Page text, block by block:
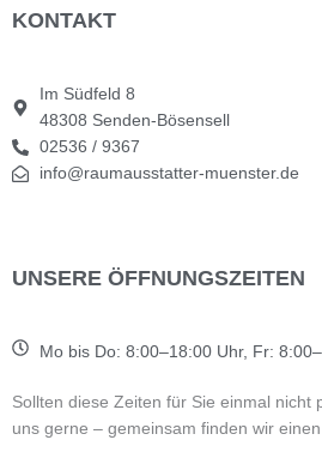
KONTAKT
Im Südfeld 8
48308 Senden-Bösensell
02536 / 9367
info@raumausstatter-muenster.de
UNSERE ÖFFNUNGSZEITEN
Mo bis Do: 8:00–18:00 Uhr, Fr:
Sollten diese Zeiten für Sie einmal nicht
uns gerne – gemeinsam finden wir